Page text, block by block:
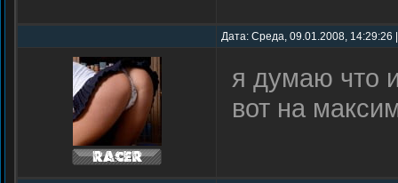
Дата: Среда, 09.01.2008,
я думаю что
вот на